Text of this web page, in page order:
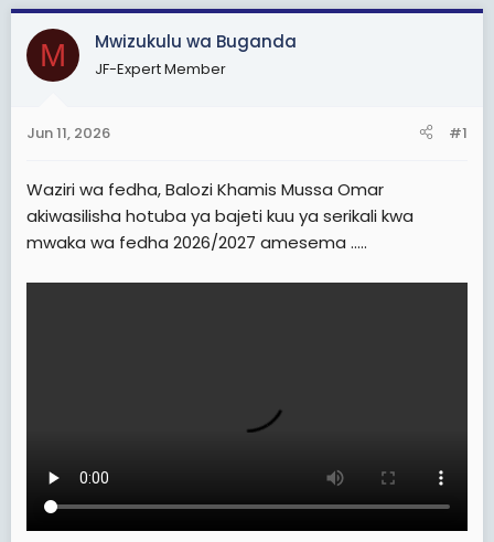
e
a
d
t
e
r
r
s
M Mwizukulu wa Buganda
JF-Expert Member
Jun 11, 2026 #1
Waziri wa fedha, Balozi Khamis Mussa Omar
akiwasilisha hotuba ya bajeti kuu ya serikali kwa
mwaka wa fedha 2026/2027 amesema .....